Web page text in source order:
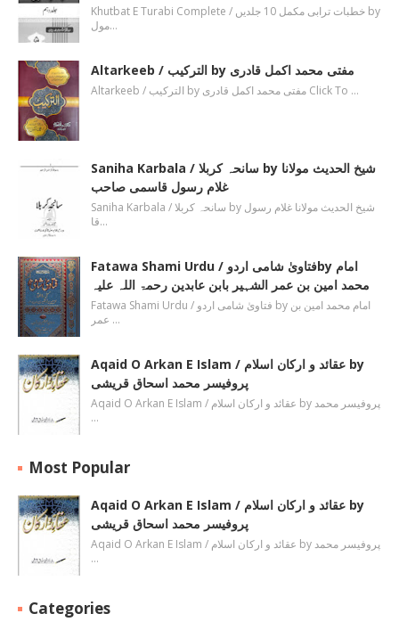
Khutbat E Turabi Complete / خطبات ترابی مکمل 10 جلدیں by
مول…
Altarkeeb / الترکیب by مفتی محمد اکمل قادری
Altarkeeb / الترکیب by مفتی محمد اکمل قادری Click To …
Saniha Karbala / سانحہ کربلا by شیخ الحدیث مولانا
غلام رسول قاسمی صاحب
Saniha Karbala / سانحہ کربلا by شیخ الحدیث مولانا غلام رسول
قا…
Fatawa Shami Urdu / فتاویٰ شامی اردوby امام
محمد امین بن عمر الشہیر بابن عابدین رحمۃ اللہ علیہ
Fatawa Shami Urdu / فتاویٰ شامی اردو by امام محمد امین بن
عمر …
Aqaid O Arkan E Islam / عقائد و ارکان اسلام by
پروفیسر محمد اسحاق قریشی
Aqaid O Arkan E Islam / عقائد و ارکان اسلام by پروفیسر محمد
…
Most Popular
Aqaid O Arkan E Islam / عقائد و ارکان اسلام by
پروفیسر محمد اسحاق قریشی
Aqaid O Arkan E Islam / عقائد و ارکان اسلام by پروفیسر محمد
…
Categories